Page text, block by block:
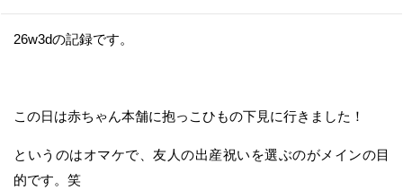
26w3dの記録です。
この日は赤ちゃん本舗に抱っこひもの下見に行きました！
というのはオマケで、友人の出産祝いを選ぶのがメインの目
的です。笑